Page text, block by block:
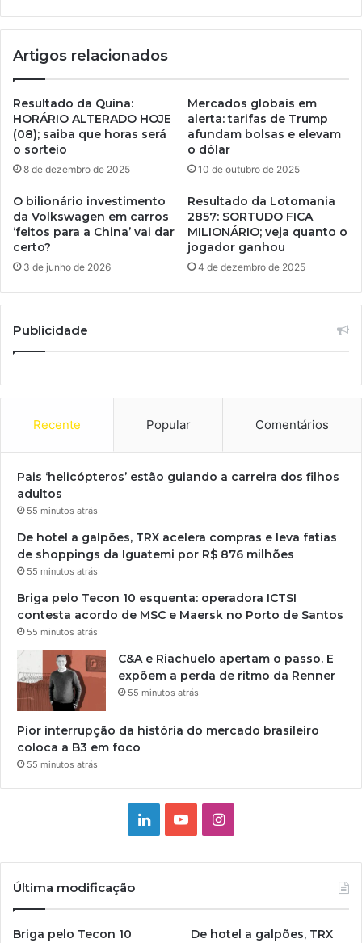
Artigos relacionados
Resultado da Quina:
HORÁRIO ALTERADO HOJE
(08); saiba que horas será
o sorteio
8 de dezembro de 2025
Mercados globais em
alerta: tarifas de Trump
afundam bolsas e elevam
o dólar
10 de outubro de 2025
O bilionário investimento
da Volkswagen em carros
‘feitos para a China’ vai dar
certo?
3 de junho de 2026
Resultado da Lotomania
2857: SORTUDO FICA
MILIONÁRIO; veja quanto o
jogador ganhou
4 de dezembro de 2025
Publicidade
Recente Popular Comentários
Pais ‘helicópteros’ estão guiando a carreira dos filhos
adultos
55 minutos atrás
De hotel a galpões, TRX acelera compras e leva fatias
de shoppings da Iguatemi por R$ 876 milhões
55 minutos atrás
Briga pelo Tecon 10 esquenta: operadora ICTSI
contesta acordo de MSC e Maersk no Porto de Santos
55 minutos atrás
C&A e Riachuelo apertam o passo. E
expõem a perda de ritmo da Renner
55 minutos atrás
Pior interrupção da história do mercado brasileiro
coloca a B3 em foco
55 minutos atrás
LinkedinYouTubeInstagram
Última modificação
Briga pelo Tecon 10
De hotel a galpões, TRX